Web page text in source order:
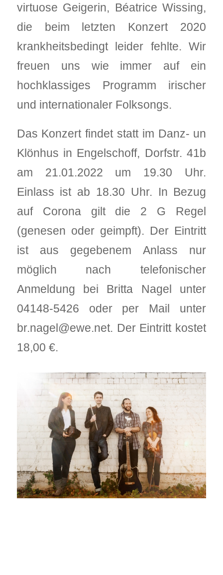
virtuose Geigerin, Béatrice Wissing,
die beim letzten Konzert 2020
krankheitsbedingt leider fehlte. Wir
freuen uns wie immer auf ein
hochklassiges Programm irischer
und internationaler Folksongs.
Das Konzert findet statt im Danz- un
Klönhus in Engelschoff, Dorfstr. 41b
am 21.01.2022 um 19.30 Uhr.
Einlass ist ab 18.30 Uhr. In Bezug
auf Corona gilt die 2 G Regel
(genesen oder geimpft). Der Eintritt
ist aus gegebenem Anlass nur
möglich nach telefonischer
Anmeldung bei Britta Nagel unter
04148-5426 oder per Mail unter
br.nagel@ewe.net. Der Eintritt kostet
18,00 €.